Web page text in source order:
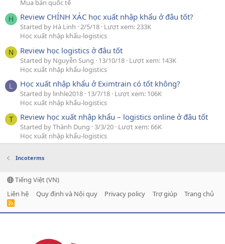
Mua bán quốc tế
H Review CHÍNH XÁC học xuất nhập khẩu ở đâu tốt?
Started by Hà Linh 2/5/18 Lượt xem: 233K
Học xuất nhập khẩu-logistics
N Review học logistics ở đâu tốt
Started by Nguyễn Sung 13/10/18 Lượt xem: 143K
Học xuất nhập khẩu-logistics
L Học xuất nhập khẩu ở Eximtrain có tốt không?
Started by linhle2018 13/7/18 Lượt xem: 106K
Học xuất nhập khẩu-logistics
T Review học xuất nhập khẩu – logistics online ở đâu tốt
Started by Thành Dung 3/3/20 Lượt xem: 66K
Học xuất nhập khẩu-logistics
Incoterms
Tiếng Việt (VN)
Liên hệ
Quy định và Nội quy Privacy policy Trợ giúp Trang chủ
R